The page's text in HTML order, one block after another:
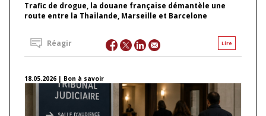
Trafic de drogue, la douane française démantèle une
route entre la Thaïlande, Marseille et Barcelone
Lire
Réagir
18.05.2026 | Bon à savoir